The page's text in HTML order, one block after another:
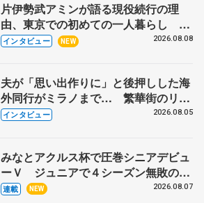
片伊勢武アミンが語る現役続行の理
由、東京での初めての一人暮らし 注
目スケーターの「今」に迫る
インタビュー NEW 2026.08.08
夫が「思い出作りに」と後押しした海
外同行がミラノまで… 繁華街のリン
クでは不良のお兄さんも味方に 小林
インタビュー 2026.08.05
みなとアクルス杯で圧巻シニアデビュ
ーＶ ジュニアで４シーズン無敗の島
田麻央
連載 NEW 2026.08.07